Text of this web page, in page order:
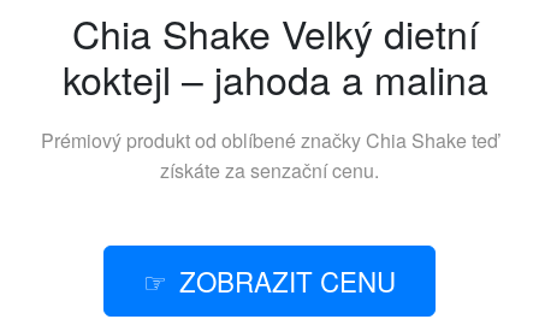
Chia Shake Velký dietní
koktejl – jahoda a malina
Prémiový produkt od oblíbené značky Chia Shake teď
získáte za senzační cenu.
ZOBRAZIT CENU